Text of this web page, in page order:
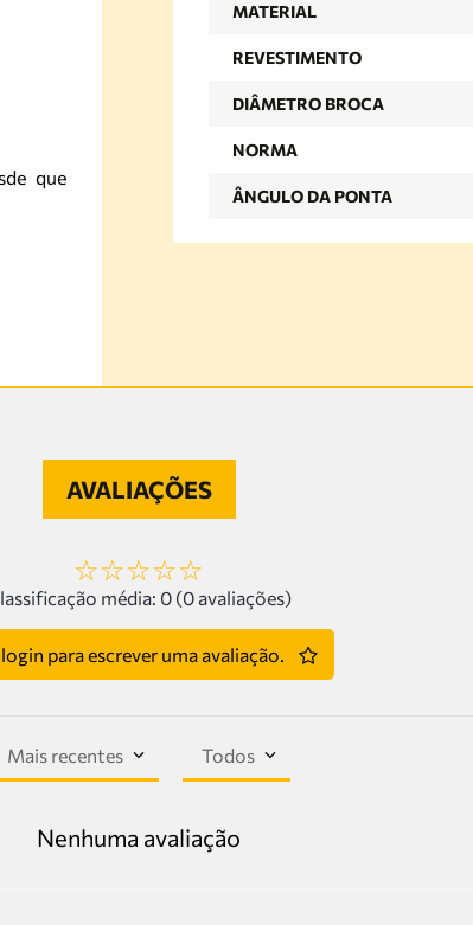
que
MATERIAL
REVESTIMENTO
DIÂMETRO BROCA
NORMA
ÂNGULO DA PONTA
AVALIAÇÕES
☆☆☆☆☆
média: 0 (0 avaliações)
login para escrever uma avaliação.
Mais recentes Todos
Nenhuma avaliação